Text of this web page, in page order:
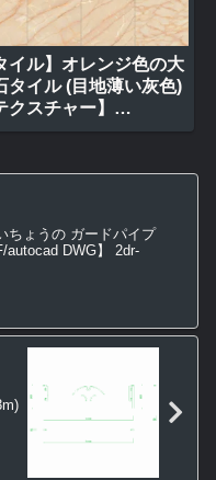
イル】オレンジ色の大
タイル (目地薄い灰色)
クスチャー】
ちょうの ガードパイプ
autocad DWG】 2dr-